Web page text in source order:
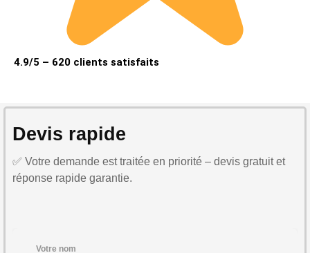
4.9/5 – 620 clients satisfaits
Devis rapide
✅ Votre demande est traitée en priorité – devis gratuit et
réponse rapide garantie.
Votre nom